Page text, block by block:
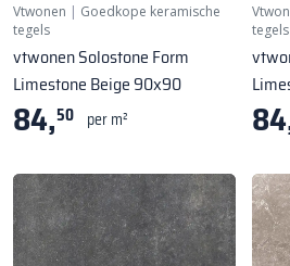
Vtwonen | Goedkope keramische
tegels
vtwonen Solostone Form
Limestone Beige 90x90
84,50 per m²
tegels